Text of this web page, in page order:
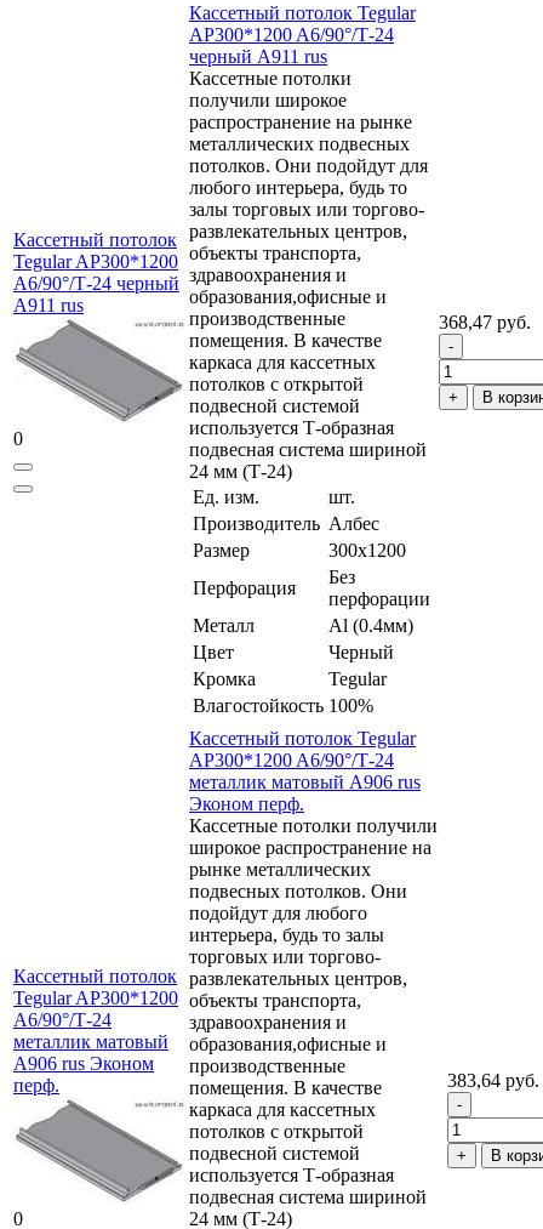
Кассетный потолок
Tegular AP300*1200
A6/90°/Т-24 черный
А911 rus
0
Кассетный потолок Tegular
AP300*1200 A6/90°/Т-24
черный А911 rus
Кассетные потолки
получили широкое
распространение на рынке
металлических подвесных
потолков. Они подойдут для
любого интерьера, будь то
залы торговых или торгово-
развлекательных центров,
объекты транспорта,
здравоохранения и
образования,офисные и
производственные
помещения. В качестве
каркаса для кассетных
потолков с открытой
подвесной системой
используется Т-образная
подвесная система шириной
24 мм (Т-24)
Ед. изм.
шт.
Производитель Албес
Размер
300x1200
Перфорация
Без
перфорации
Металл
Al (0.4мм)
Цвет
Черный
Кромка
Tegular
Влагостойкость 100%
368,47 руб.
В
Кассетный потолок
Tegular AP300*1200
A6/90°/Т-24
металлик матовый
А906 rus Эконом
перф.
0
Кассетный потолок Tegular
AP300*1200 A6/90°/Т-24
металлик матовый А906 rus
Эконом перф.
Кассетные потолки получили
широкое распространение на
рынке металлических
подвесных потолков. Они
подойдут для любого
интерьера, будь то залы
торговых или торгово-
развлекательных центров,
объекты транспорта,
здравоохранения и
образования,офисные и
производственные
помещения. В качестве
каркаса для кассетных
потолков с открытой
подвесной системой
используется Т-образная
подвесная система шириной
24 мм (Т-24)
383,64 руб.
В